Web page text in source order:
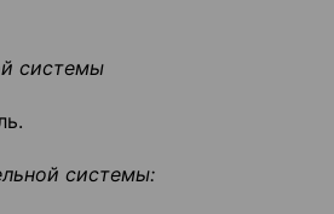
системы
системы: